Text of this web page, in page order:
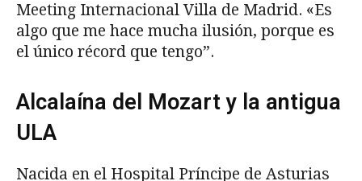
Meeting Internacional Villa de Madrid. «Es
algo que me hace mucha ilusión, porque es
el único récord que tengo”.
Alcalaína del Mozart y la antigua
ULA
Nacida en el Hospital Príncipe de Asturias